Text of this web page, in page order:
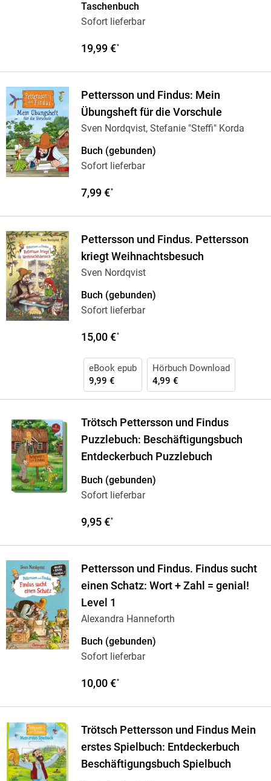
Taschenbuch
Sofort lieferbar
19,99 €*
Pettersson und Findus: Mein
Übungsheft für die Vorschule
Sven Nordqvist, Stefanie "Steffi" Korda
Buch (gebunden)
Sofort lieferbar
7,99 €*
Pettersson und Findus. Pettersson
kriegt Weihnachtsbesuch
Sven Nordqvist
Buch (gebunden)
Sofort lieferbar
15,00 €*
eBook epub
9,99 €
Hörbuch Download
4,99 €
Trötsch Pettersson und Findus
Puzzlebuch: Beschäftigungsbuch
Entdeckerbuch Puzzlebuch
Buch (gebunden)
Sofort lieferbar
9,95 €*
Pettersson und Findus. Findus sucht
einen Schatz: Wort + Zahl = genial!
Level 1
Alexandra Hanneforth
Buch (gebunden)
Sofort lieferbar
10,00 €*
Trötsch Pettersson und Findus Mein
erstes Spielbuch: Entdeckerbuch
Beschäftigungsbuch Spielbuch